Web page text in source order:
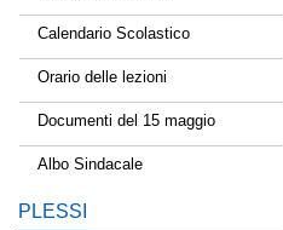
Calendario Scolastico
Orario delle lezioni
Documenti del 15 maggio
Albo Sindacale
PLESSI